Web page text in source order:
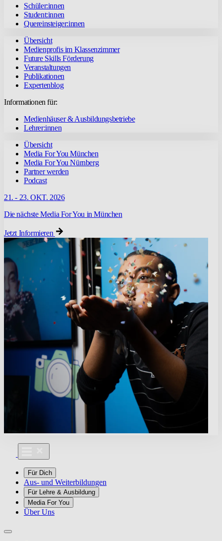
Schüler:innen
Student:innen
Quereinsteiger:innen
Übersicht
Medienprofis im Klassenzimmer
Future Skills Förderung
Veranstaltungen
Publikationen
Expertenblog
Informationen für:
Medienhäuser & Ausbildungsbetriebe
Lehrer:innen
Übersicht
Media For You München
Media For You Nürnberg
Partner werden
Podcast
21. - 23. OKT. 2026
Die nächste Media For You in München
Jetzt Informieren
Für Dich
Aus- und Weiterbildungen
Für Lehre & Ausbildung
Media For You
Über Uns